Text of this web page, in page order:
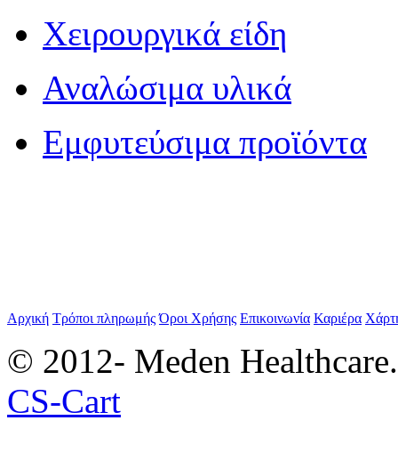
Χειρουργικά είδη
Αναλώσιμα υλικά
Εμφυτεύσιμα προϊόντα
Αρχική Τρόποι πληρωμής Όροι Χρήσης Επικοινωνία Καριέρα
© 2012- Meden
CS-Cart